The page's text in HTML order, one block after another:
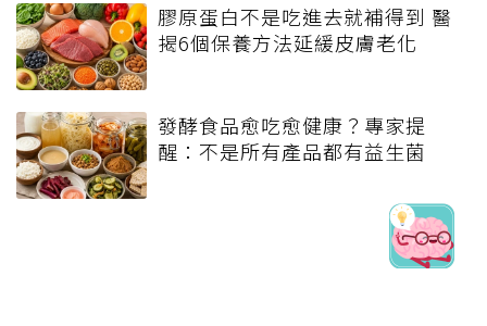
膠原蛋白不是吃進去就補得到 醫
揭6個保養方法延緩皮膚老化
發酵食品愈吃愈健康？專家提
醒：不是所有產品都有益生菌